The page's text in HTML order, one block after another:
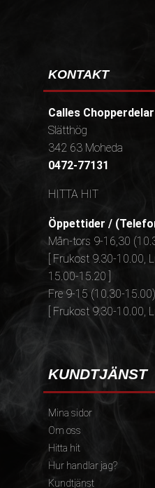
KONTAKT
Calles
Slätthög
342 63 Moheda
0472-77131
HITTA HIT
Öppettider /
Mån-tors 9-16,30
[ Frukost 9.30-10.00,
15.00-15.20 ]
Fre 9-15 (10.30-15.00)
[ Frukost 9.30-10.00,
KUNDTJÄNST
Mina sidor
Om oss
Hitta hit
Hur handlar jag?
Kundtjänst